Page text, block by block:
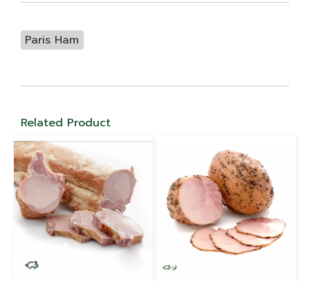
Paris Ham
Related Product